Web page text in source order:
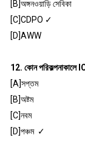
[B]অঙ্গনওয়াড়ি সেবিকা
[C]CDPO ✓
[D]AWW
12. কোন পরিকল্পনাকালে
[A]সপ্তম
[B]অষ্টম
[C]নবম
[D]পঞ্চম ✓